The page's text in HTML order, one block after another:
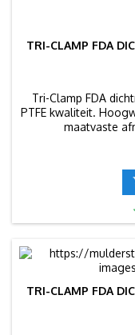
TRI-CLAMP FDA
Tri-Clamp FDA
PTFE kwaliteit.
maatvaste
TRI-CLAMP FDA